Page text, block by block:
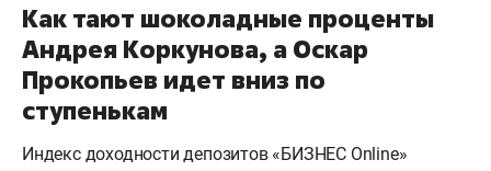
Как тают шоколадные проценты
Андрея Коркунова, а Оскар
Прокопьев идет вниз по
ступенькам
Индекс доходности депозитов «БИЗНЕС Online»